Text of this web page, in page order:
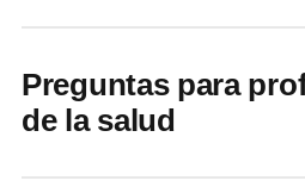
Preguntas para
de la salud